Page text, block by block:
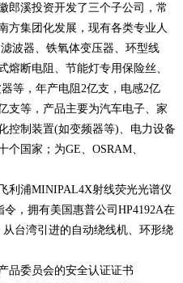
郎溪投资开发了三个子公司，常
方集团化发展，现有各类专业人
波器、铁氧体变压器、环型线
熔断电阻、节能灯专用保险丝、
等，年产电阻2亿支，电感2亿
支等，产品主要为汽车电子、家
控制装置(如变频器等)、电力设备
国家；为GE、OSRAM、
浦MINIPAL4X射线荧光光谱仪
，拥有美国惠普公司HP4192A在
台湾引进的自动绕线机、环形绕
委员会的安全认证证书